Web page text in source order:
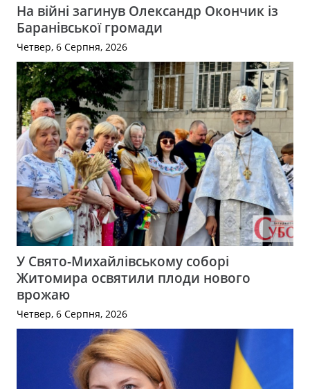
На війні загинув Олександр Окончик із
Баранівської громади
Четвер, 6 Серпня, 2026
У Свято-Михайлівському соборі
Житомира освятили плоди нового
врожаю
Четвер, 6 Серпня, 2026